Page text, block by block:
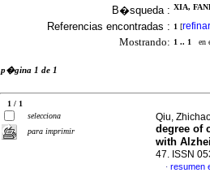
B�squeda : XIA,
Referencias encontradas : 1 [refinar
Mostrando: 1 .. 1 en
p�gina 1 de 1
1 / 1
selecciona
para imprimir
Qiu,
degree of
with
47. ISSN
· resumen